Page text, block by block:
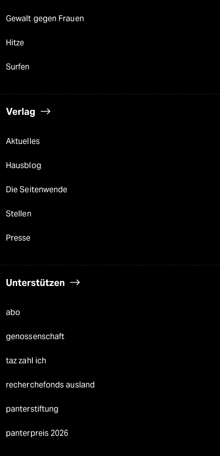
Gewalt gegen Frauen
Hitze
Surfen
Verlag
Aktuelles
Hausblog
Die Seitenwende
Stellen
Presse
Unterstützen
abo
genossenschaft
taz zahl ich
recherchefonds ausland
panterstiftung
panterpreis 2026